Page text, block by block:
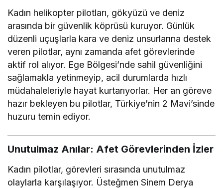
Kadın helikopter pilotları, gökyüzü ve deniz
arasında bir güvenlik köprüsü kuruyor. Günlük
düzenli uçuşlarla kara ve deniz unsurlarına destek
veren pilotlar, aynı zamanda afet görevlerinde
aktif rol alıyor. Ege Bölgesi’nde sahil güvenliğini
sağlamakla yetinmeyip, acil durumlarda hızlı
müdahaleleriyle hayat kurtarıyorlar. Her an göreve
hazır bekleyen bu pilotlar, Türkiye’nin 2 Mavi’sinde
huzuru temin ediyor.
Unutulmaz Anılar: Afet Görevlerinden İzler
Kadın pilotlar, görevleri sırasında unutulmaz
olaylarla karşılaşıyor. Üsteğmen Sinem Derya